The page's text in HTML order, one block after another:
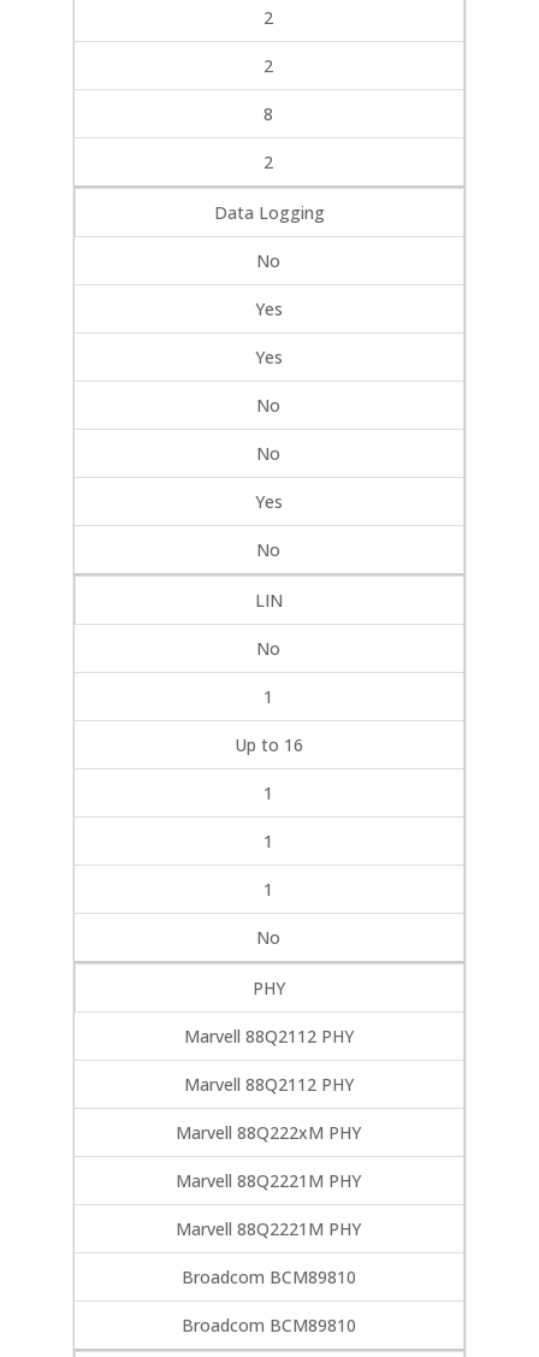
2
2
8
2
Data Logging
No
Yes
Yes
No
No
Yes
No
LIN
No
1
Up to 16
1
1
1
No
PHY
Marvell 88Q2112 PHY
Marvell 88Q2112 PHY
Marvell 88Q222xM PHY
Marvell 88Q2221M PHY
Marvell 88Q2221M PHY
Broadcom BCM89810
Broadcom BCM89810